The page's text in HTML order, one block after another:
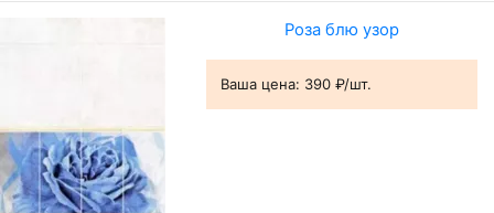
Роза блю узор
Ваша цена: 390 ₽/шт.